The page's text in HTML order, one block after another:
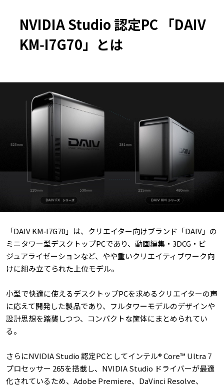
NVIDIA Studio 認定PC 「DAIV
KM‑I7G70」とは
「DAIV KM‑I7G70」は、クリエイター向けブランド「DAIV」の
ミニタワー型デスクトップPCであり、動画編集・3DCG・ビ
ジュアライゼーションなど、やや重いクリエイティブワーク向
けに組み立てられた上位モデル。
小型で快適に使えるデスクトップPCを求めるクリエイターの声
に応えて開発した製品であり、フルタワーモデルのデザインや
設計思想を踏襲しつつ、コンパクトな筐体にまとめられてい
る。
さらにNVIDIA Studio 認定PCとしてインテル® Core™ Ultra 7
プロセッサー 265を搭載し、NVIDIA Studio ドライバーが最適
化されているため、Adobe Premiere、DaVinci Resolve、